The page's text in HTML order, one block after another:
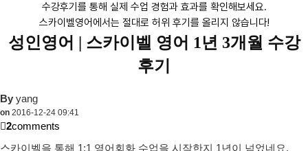
수강후기를 통해 실제 수업 경험과 효과를 확인해보세요.
스카이벨영어에서는 절대로 허위 후기를 올리지 않습니다!
성인영어 | 스카이벨 영어 1년 3개월 수강
후기
By yang
on 2016-12-24 09:41
2comments
스카이벨을 통해 1:1 영어회화 수업을 시작한지 1년이 넘었네요.